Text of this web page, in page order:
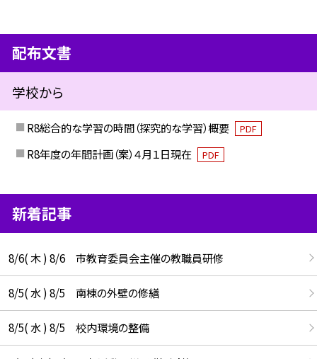
配布文書
学校から
R8総合的な学習の時間（探究的な学習）概要 PDF
R8年度の年間計画（案）４月１日現在 PDF
新着記事
8/6( 木 ) 8/6 市教育委員会主催の教職員研修
8/5( 水 ) 8/5 南棟の外壁の修繕
8/5( 水 ) 8/5 校内環境の整備